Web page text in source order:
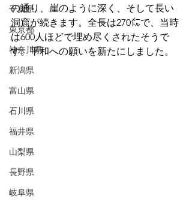
千葉県
東京都
神奈川県
新潟県
富山県
石川県
福井県
山梨県
長野県
岐阜県
の通り、崖のように深く、そして長い
洞窟が続きます。全長は270㍍で、当時
は600人ほどで埋め尽くされたそうで
す。平和への願いを新たにしました。